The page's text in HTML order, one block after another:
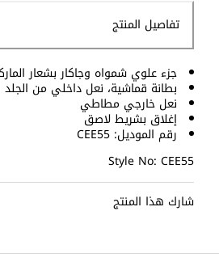
تفاصيل المنتج
جزء علوي شمواه وجاكار بشعار
بطانة قماشية، نعل داخلي من الجلد
نعل خارجي مطاطي
إغلاق بشريط لاصق
رقم الموديل: CEE55
Style No: CEE55
شارك هذا المنتج